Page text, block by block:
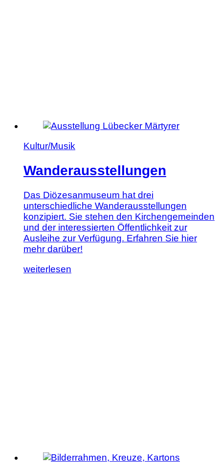
Kultur/Musik
Wanderausstellungen
Das Diözesanmuseum hat drei
unterschiedliche Wanderausstellungen
konzipiert. Sie stehen den Kirchengemeinden
und der interessierten Öffentlichkeit zur
Ausleihe zur Verfügung. Erfahren Sie hier
mehr darüber!
Lesen
weiterlesen